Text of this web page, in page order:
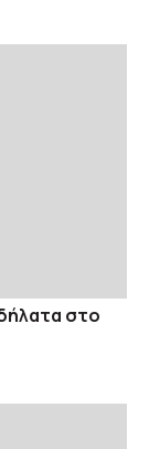
στο